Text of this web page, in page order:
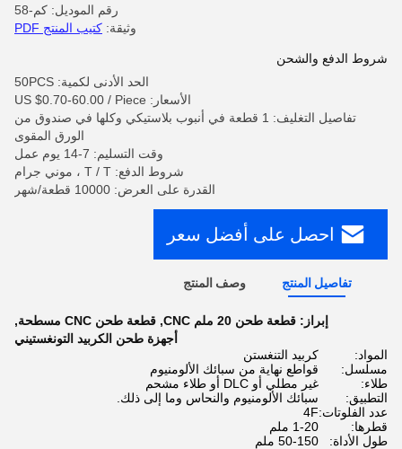
رقم الموديل: كم-58
وثيقة: كتيب المنتج PDF
شروط الدفع والشحن
الحد الأدنى لكمية: 50PCS
الأسعار: US $0.70-60.00 / Piece
تفاصيل التغليف: 1 قطعة في أنبوب بلاستيكي وكلها في صندوق من
الورق المقوى
وقت التسليم: 7-14 يوم عمل
شروط الدفع: T / T ، موني جرام
القدرة على العرض: 10000 قطعة/شهر
احصل على أفضل سعر
تفاصيل المنتج وصف المنتج
إبراز: قطعة طحن 20 ملم CNC , قطعة طحن CNC مسطحة
,
أجهزة طحن الكربيد التونغستيني
المواد:
كربيد التنغستن
مسلسل:
قواطع نهاية من سبائك الألومنيوم
طلاء:
غير مطلي أو DLC أو طلاء مشحم
التطبيق:
سبائك الألومنيوم والنحاس وما إلى ذلك.
عدد الفلوتات:4F
قطرها:
1-20 ملم
طول الأداة:
50-150 ملم